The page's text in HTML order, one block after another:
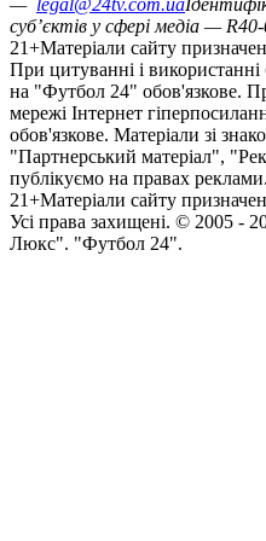
— legal@24tv.com.ua
суб’єктів у сфері медіа —
21+Матеріали сайту
При цитуванні і використанні
на "Футбол 24" обов'язкове.
мережі Інтернет
обов'язкове. Матеріали зі
"Партнерський матеріал",
публікуємо на правах реклами.
21+Матеріали сайту
Усi права захищенi. © 2005 -
Люкс". "Футбол 24".